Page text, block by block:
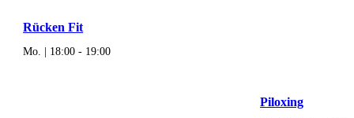
Rücken Fit
Mo. | 18:00 - 19:00
Piloxing